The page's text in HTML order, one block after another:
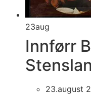
23aug
Innførr
23.august